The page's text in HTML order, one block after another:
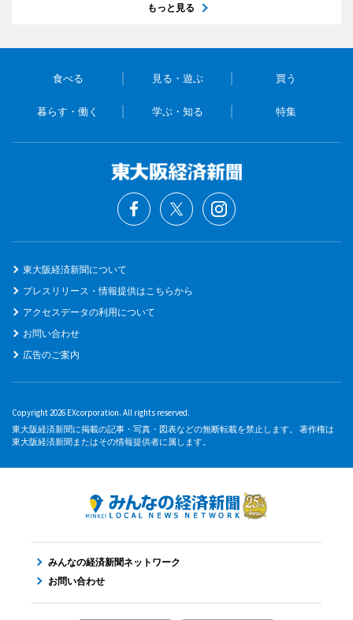
もっと見る
食べる 見る・遊ぶ 買う
暮らす・働く 学ぶ・知る 特集
東大阪経済新聞について
プレスリリース・情報提供はこちらから
アクセスデータの利用について
お問い合わせ
広告のご案内
Copyright 2026 EXcorporation. All rights reserved.
東大阪経済新聞に掲載の記事・写真・図表などの無断転載を禁止します。 著作権は
東大阪経済新聞またはその情報提供者に属します。
みんなの経済新聞ネットワーク
お問い合わせ